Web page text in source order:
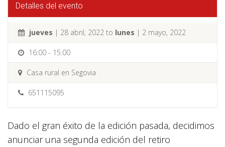
Detalles del evento
jueves | 28 abril, 2022 to lunes | 2 mayo, 2022
16:00 - 15:00
Casa rural en Segovia
651115095
Dado el gran éxito de la edición pasada, decidimos
anunciar una segunda edición del retiro